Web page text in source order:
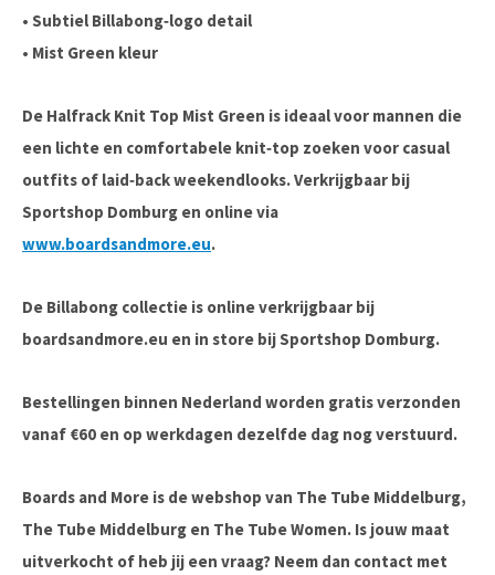
• Subtiel Billabong‑logo detail
• Mist Green kleur
De Halfrack Knit Top Mist Green is ideaal voor mannen die
een lichte en comfortabele knit‑top zoeken voor casual
outfits of laid‑back weekendlooks. Verkrijgbaar bij
Sportshop Domburg en online via
www.boardsandmore.eu.
De Billabong collectie is online verkrijgbaar bij
boardsandmore.eu en in store bij Sportshop Domburg.
Bestellingen binnen Nederland worden gratis verzonden
vanaf €60 en op werkdagen dezelfde dag nog verstuurd.
Boards and More is de webshop van The Tube Middelburg,
The Tube Middelburg en The Tube Women. Is jouw maat
uitverkocht of heb jij een vraag? Neem dan contact met